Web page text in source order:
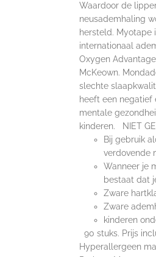
Waardoor de
neusademhaling
hersteld. Myotape
internationaal
Oxygen
McKeown.
slechte
heeft een negatief
mentale
kinderen. NIET
Bij gebruik
verdovende
Wanneer je
bestaat dat
Zware
Zware
kinderen
90 stuks. Prijs
Hyperallergeen